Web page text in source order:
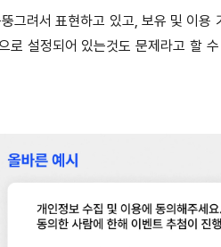
그려서 표현하고 있고, 보유 및 이용
설정되어 있는것도 문제라고 할